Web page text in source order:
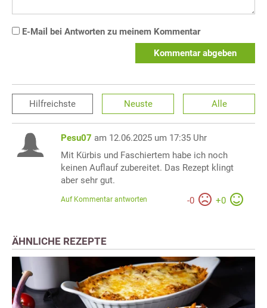
E-Mail bei Antworten zu meinem Kommentar
Kommentar abgeben
Hilfreichste Neuste Alle
Pesu07 am 12.06.2025 um 17:35 Uhr
Mit Kürbis und Faschiertem habe ich noch
keinen Auflauf zubereitet. Das Rezept klingt
aber sehr gut.
-0 +0
Auf Kommentar antworten
ÄHNLICHE REZEPTE